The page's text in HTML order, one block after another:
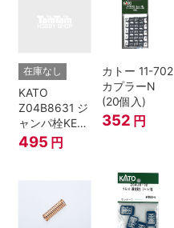
在庫なし
KATO
Z04B8631 ジ
ャンパ栓KE76
濃青 ランナー
495 円
カトー 11-702
カプラーN
(20個入)
352 円